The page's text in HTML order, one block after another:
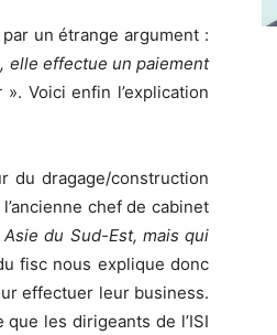
un étrange argument :
elle effectue un paiement
». Voici enfin l’explication
du dragage/construction
chef de cabinet
Asie du Sud-Est, mais qui
fisc nous explique donc
effectuer leur business.
les dirigeants de l’ISI